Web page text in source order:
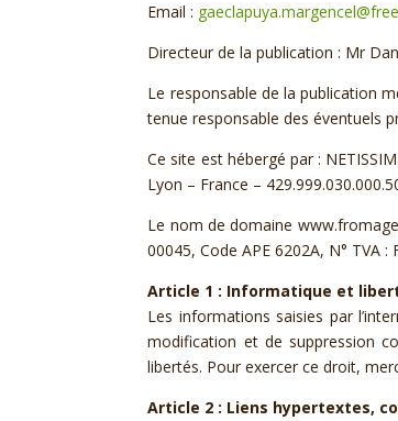
Email :
Directeur de la publication : Mr
Le responsable de la publication
tenue responsable des éventuels
Ce site est hébergé par :
Lyon – France –
Le nom de domaine
00045, Code APE 6202A, N° TVA
Article 1 : Informatique et
Les informations saisies par
modification et de suppression
libertés. Pour exercer ce droit,
Article 2 : Liens hypertextes,